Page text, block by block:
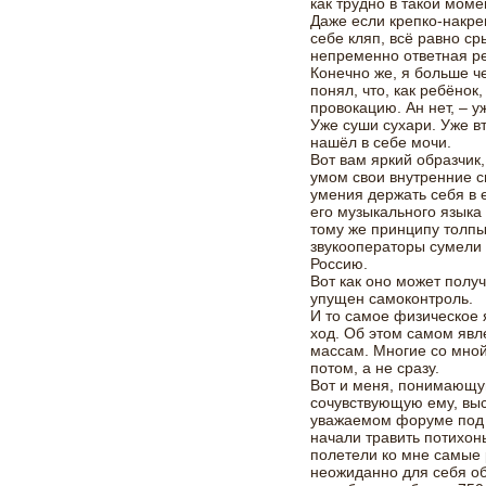
Даже если крепко-
себе кляп, всё равно
непременно ответная
Конечно же, я больше
понял, что, как
провокацию. Ан нет, –
Уже суши сухари. Уже
нашёл в себе мочи.
Вот вам яркий
умом свои внутренние
умения держать себя в
его музыкального
тому же принципу
звукооператоры
Россию.
Вот как оно может
упущен самоконтроль.
И то самое физическое
ход. Об этом самом
массам. Многие со
потом, а не сразу.
Вот и меня,
сочувствующую ему,
уважаемом форуме под
начали травить
полетели ко мне
неожиданно для себя